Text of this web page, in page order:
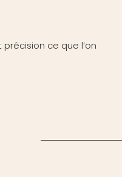
ce que l’on